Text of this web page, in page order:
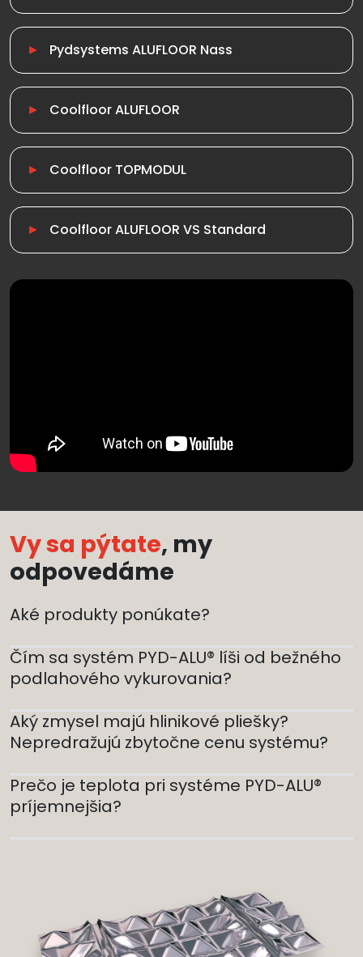
Pydsystems ALUFLOOR Nass
Coolfloor ALUFLOOR
Coolfloor TOPMODUL
Coolfloor ALUFLOOR VS Standard
Vy sa pýtate, my
odpovedáme
Aké produkty ponúkate?
Čím sa systém PYD-ALU® líši od bežného
podlahového vykurovania?
Aký zmysel majú hlinikové pliešky?
Nepredražujú zbytočne cenu systému?
Prečo je teplota pri systéme PYD-ALU®
príjemnejšia?